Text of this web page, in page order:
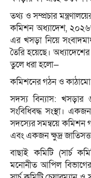
তথ্য ও সম্প্রচার
কমিশন অধ্যাদেশ,
এর খসড়া নিয়ে
তৈরি হয়েছে।
তুলে ধরা হলো—
কমিশনের গঠন ও কাঠামো
সদস্য বিন্যাস: খসড়ার
সংবিধিবদ্ধ সংস্থা।
সদস্যের সমন্বয়ে কমিশন
এবং একজন ক্ষুদ্র
বাছাই কমিটি (সার্চ
মনোনীত আপিল